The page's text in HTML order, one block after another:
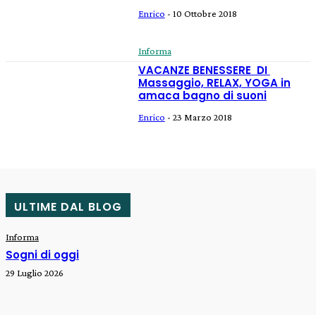
Enrico - 10 Ottobre 2018
Informa
VACANZE BENESSERE DI
Massaggio, RELAX, YOGA in
amaca bagno di suoni
Enrico - 23 Marzo 2018
ULTIME DAL BLOG
Informa
Sogni di oggi
29 Luglio 2026